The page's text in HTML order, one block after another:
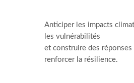
Anticiper les impacts
les vulnérabilités
et construire des réponses
renforcer la résilience.